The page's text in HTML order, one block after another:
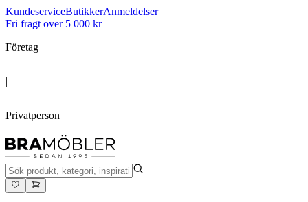
KundeserviceButikkerAnmeldelser
Fri fragt over 5 000 kr
Företag
|
Privatperson